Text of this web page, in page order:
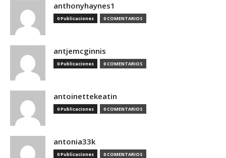
anthonyhaynes1
0 Publicaciones 0 COMENTARIOS
antjemcginnis
0 Publicaciones 0 COMENTARIOS
antoinettekeatin
0 Publicaciones 0 COMENTARIOS
antonia33k
0 Publicaciones 0 COMENTARIOS